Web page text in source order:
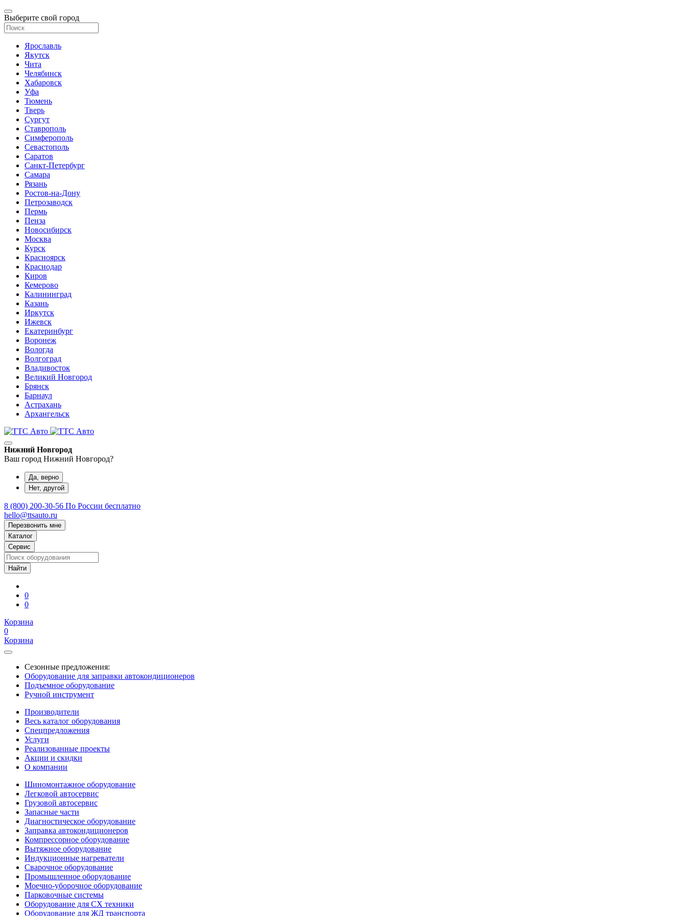
Выберите свой город
Ярославль
Якутск
Чита
Челябинск
Хабаровск
Уфа
Тюмень
Тверь
Сургут
Ставрополь
Симферополь
Севастополь
Саратов
Санкт-Петербург
Самара
Рязань
Ростов-на-Дону
Петрозаводск
Пермь
Пенза
Новосибирск
Москва
Курск
Красноярск
Краснодар
Киров
Кемерово
Калининград
Казань
Иркутск
Ижевск
Екатеринбург
Воронеж
Вологда
Волгоград
Владивосток
Великий Новгород
Брянск
Барнаул
Астрахань
Архангельск
Нижний Новгород
Ваш город Нижний Новгород?
Да, верно
Нет, другой
8 (800) 200-30-56 По России бесплатно
hello@ttsauto.ru
Перезвонить мне
Каталог
Сервис
0
0
Корзина
0
Корзина
Сезонные предложения:
Оборудование для заправки автокондиционеров
Подъемное оборудование
Ручной инструмент
Производители
Весь каталог оборудования
Спецпредложения
Услуги
Реализованные проекты
Акции и скидки
О компании
Шиномонтажное оборудование
Легковой автосервис
Грузовой автосервис
Запасные части
Диагностическое оборудование
Заправка автокондиционеров
Компрессорное оборудование
Вытяжное оборудование
Индукционные нагреватели
Сварочное оборудование
Промышленное оборудование
Моечно-уборочное оборудование
Парковочные системы
Оборудование для СХ техники
Оборудование для ЖД транспорта